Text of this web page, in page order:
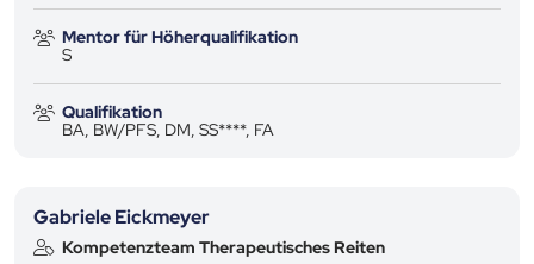
Mentor für Höherqualifikation
S
Qualifikation
BA, BW/PFS, DM, SS****, FA
Gabriele Eickmeyer
Kompetenzteam Therapeutisches Reiten